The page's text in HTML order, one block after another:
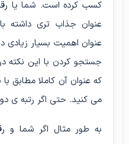
کسب کرده است. شما یا
عنوان جذاب تری داشته
عنوان اهمیت بسیار زیادی
جستجو کردن با این نکته
که عنوان آن کاملا مطابق
می کنید. حتی اگر رتبه ی
به طور مثال اگر شما